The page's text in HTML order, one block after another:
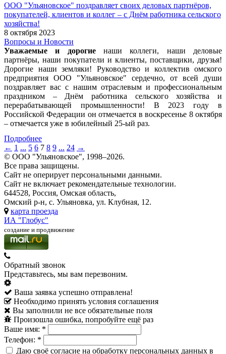
ООО "Ульяновское" поздравляет своих деловых партнёров,
покупателей, клиентов и коллег – с Днём работника сельского
хозяйства!
8 октября 2023
Вопросы и Новости
Уважаемые и дорогиенаши коллеги, наши деловые
партнёры, наши покупатели и клиенты, поставщики, друзья!
Дорогие наши земляки! Руководство и коллектив омского
предприятия ООО "Ульяновское" сердечно, от всей души
поздравляет вас с нашим отраслевым и профессиональным
праздником – Днём работника сельского хозяйства и
перерабатывающей промышленности! В 2023 году в
Российской Федерации он отмечается в воскресенье 8 октября
– отмечается уже в юбилейный 25-ый раз.
Подробнее
← 1 ... 5 6 7 8 9 ... 24 →
© ООО "Ульяновское", 1998–2026.
Все права защищены.
Сайт не оперирует персональными данными.
Сайт не включает рекомендательные технологии.
644528, Россия, Омская область,
Омский р-н, с. Ульяновка, ул. Клубная, 12.
карта проезда
ИА "Глобус"
создание и продвижение
Обратный звонок
Представьтесь, мы вам перезвоним.
Ваша заявка успешно отправлена!
Необходимо принять условия соглашения
Вы заполнили не все обязательные поля
Произошла ошибка, попробуйте ещё раз
Ваше имя: *
Телефон: *
Даю своё согласие на обработку персональных данных в